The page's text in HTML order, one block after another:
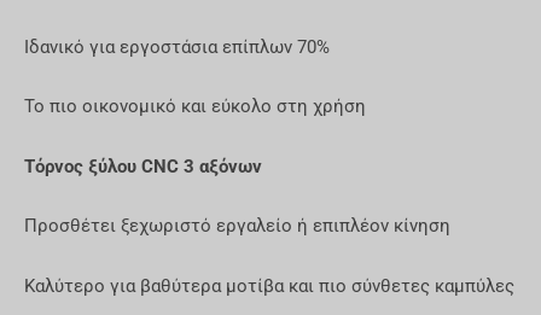
Ιδανικό για εργοστάσια επίπλων 70%
Το πιο οικονομικό και εύκολο στη χρήση
Τόρνος ξύλου CNC 3 αξόνων
Προσθέτει ξεχωριστό εργαλείο ή επιπλέον κίνηση
Καλύτερο για βαθύτερα μοτίβα και πιο σύνθετες καμπύλες